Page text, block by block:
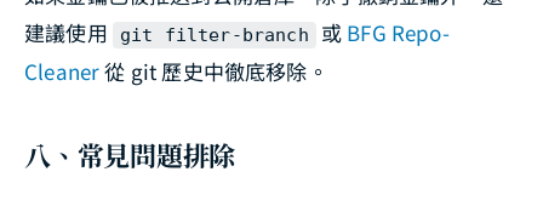
建議使用
git filter-branch 或 BFG Repo-
Cleaner從 git 歷史中徹底移除。
八、常見問題排除